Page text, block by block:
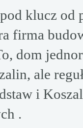
klucz od
firma
dom
ale
i
.